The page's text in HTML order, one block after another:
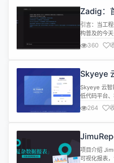
Zadig：
DevOps
引言：当工
构普及的今
千次的流水
效洞见；
如同大海捞
「AI 效能分
360
Skyeye
版本
Skyeye 云
低代码平台
用模块、50
MES、ADM
商城、财务
全面管理，
264
布，免
屏
项目介绍
可视化报表